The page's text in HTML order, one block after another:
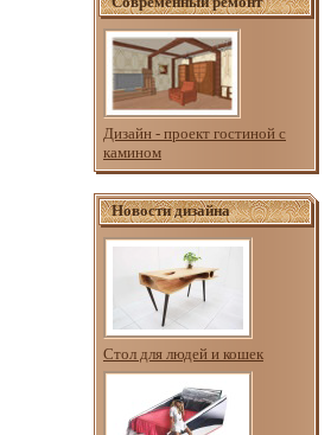
Дизайн - проект гостиной с
камином
Новости дизайна
Стол для людей и кошек